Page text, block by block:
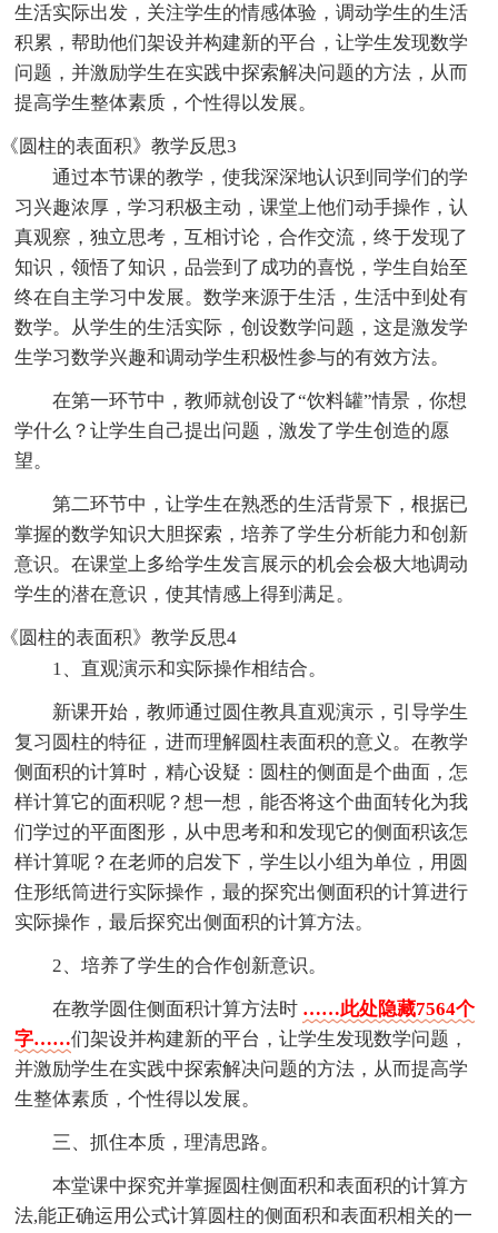
生活实际出发，关注学生的情感体验，调动学生的生活
积累，帮助他们架设并构建新的平台，让学生发现数学
问题，并激励学生在实践中探索解决问题的方法，从而
提高学生整体素质，个性得以发展。
《圆柱的表面积》教学反思3
通过本节课的教学，使我深深地认识到同学们的学
习兴趣浓厚，学习积极主动，课堂上他们动手操作，认
真观察，独立思考，互相讨论，合作交流，终于发现了
知识，领悟了知识，品尝到了成功的喜悦，学生自始至
终在自主学习中发展。数学来源于生活，生活中到处有
数学。从学生的生活实际，创设数学问题，这是激发学
生学习数学兴趣和调动学生积极性参与的有效方法。
在第一环节中，教师就创设了“饮料罐”情景，你想
学什么？让学生自己提出问题，激发了学生创造的愿
望。
第二环节中，让学生在熟悉的生活背景下，根据已
掌握的数学知识大胆探索，培养了学生分析能力和创新
意识。在课堂上多给学生发言展示的机会会极大地调动
学生的潜在意识，使其情感上得到满足。
《圆柱的表面积》教学反思4
1、直观演示和实际操作相结合。
新课开始，教师通过圆住教具直观演示，引导学生
复习圆柱的特征，进而理解圆柱表面积的意义。在教学
侧面积的计算时，精心设疑：圆柱的侧面是个曲面，怎
样计算它的面积呢？想一想，能否将这个曲面转化为我
们学过的平面图形，从中思考和和发现它的侧面积该怎
样计算呢？在老师的启发下，学生以小组为单位，用圆
住形纸筒进行实际操作，最的探究出侧面积的计算进行
实际操作，最后探究出侧面积的计算方法。
2、培养了学生的合作创新意识。
在教学圆住侧面积计算方法时 ……此处隐藏7564个
字……们架设并构建新的平台，让学生发现数学问题，
并激励学生在实践中探索解决问题的方法，从而提高学
生整体素质，个性得以发展。
三、抓住本质，理清思路。
本堂课中探究并掌握圆柱侧面积和表面积的计算方
法,能正确运用公式计算圆柱的侧面积和表面积相关的一